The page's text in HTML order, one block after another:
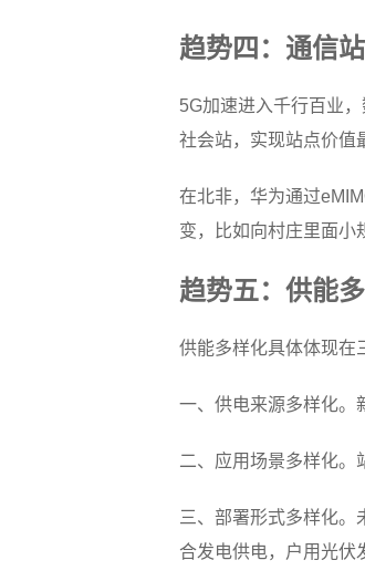
趋势四：通信
5G加速进入千行百业
社会站，实现站点价值
在北非，华为通过
变，比如向村庄里面小
趋势五：供能
供能多样化具体体现在
一、供电来源多样化。
二、应用场景多样化。
三、部署形式多样化
合发电供电，户用光伏